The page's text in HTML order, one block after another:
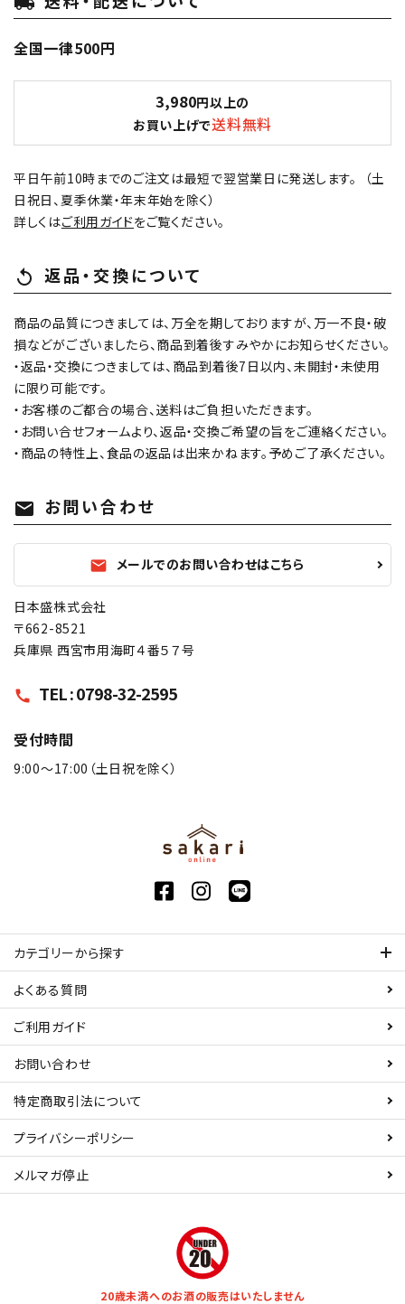
全国一律500円
3,980円以上の
お買い上げで送料無料
平日午前10時までのご注文は最短で翌営業日に発送します。 （土
日祝日、夏季休業・年末年始を除く）
詳しくはご利用ガイドをご覧ください。
replay 返品・交換について
商品の品質につきましては、万全を期しておりますが、万一不良・破
損などがございましたら、商品到着後すみやかにお知らせください。
・返品・交換につきましては、商品到着後7日以内、未開封・未使用
に限り可能です。
・お客様のご都合の場合、送料はご負担いただきます。
・お問い合せフォームより、返品・交換ご希望の旨をご連絡ください。
・商品の特性上、食品の返品は出来かねます。予めご了承ください。
mail お問い合わせ
mail メールでのお問い合わせはこちら
日本盛株式会社
〒662-8521
兵庫県 西宮市用海町４番５７号
call TEL : 0798-32-2595
受付時間
9:00〜17:00（土日祝を除く）
カテゴリーから探す
よくある質問
ご利用ガイド
お問い合わせ
特定商取引法について
プライバシーポリシー
メルマガ停止
20歳未満へのお酒の販売はいたしません